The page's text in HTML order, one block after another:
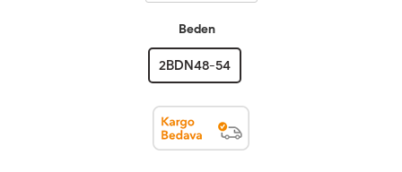
Beden
2BDN48-54